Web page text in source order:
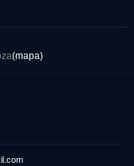
(mapa)